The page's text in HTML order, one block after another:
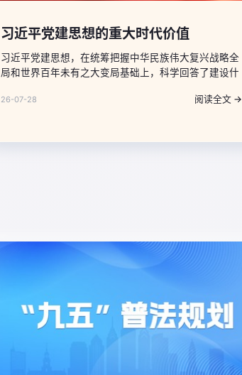
习近平党建思想的重大时代价值
习近平党建思想，在统筹把握中华民族伟大复兴战略全
局和世界百年未有之大变局基础上，科学回答了建设什
的马克思主义政党的重大时代课题，把我们党对马克思
26-07-28 阅读全文 →